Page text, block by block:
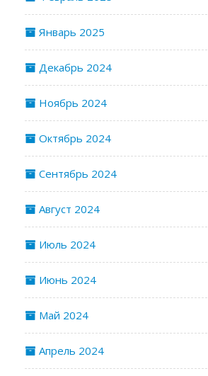
Январь 2025
Декабрь 2024
Ноябрь 2024
Октябрь 2024
Сентябрь 2024
Август 2024
Июль 2024
Июнь 2024
Май 2024
Апрель 2024